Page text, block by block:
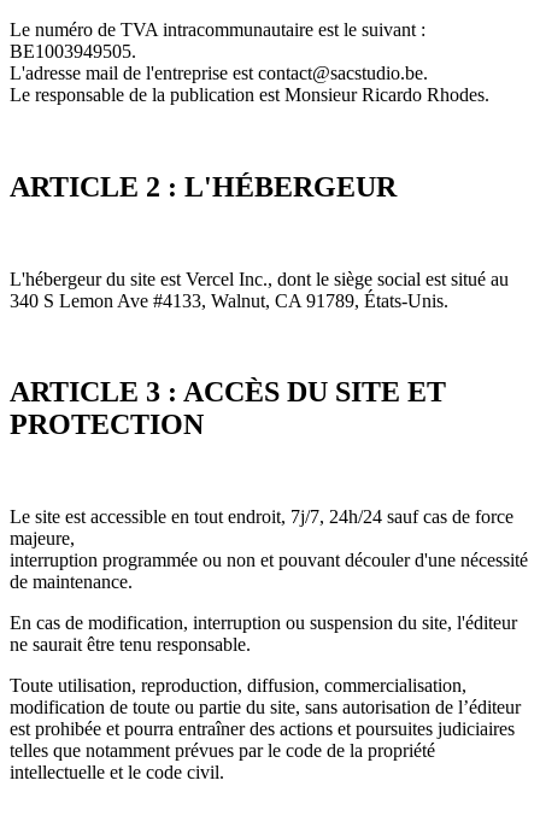
Le numéro de TVA intracommunautaire est le suivant :
BE1003949505.
L'adresse mail de l'entreprise est contact@sacstudio.be.
Le responsable de la publication est Monsieur Ricardo Rhodes.
ARTICLE 2 : L'HÉBERGEUR
L'hébergeur du site est Vercel Inc., dont le siège social est situé au
340 S Lemon Ave #4133, Walnut, CA 91789, États-Unis.
ARTICLE 3 : ACCÈS DU SITE ET
PROTECTION
Le site est accessible en tout endroit, 7j/7, 24h/24 sauf cas de force
majeure,
interruption programmée ou non et pouvant découler d'une nécessité
de maintenance.
En cas de modification, interruption ou suspension du site, l'éditeur
ne saurait être tenu responsable.
Toute utilisation, reproduction, diffusion, commercialisation,
modification de toute ou partie du site, sans autorisation de l’éditeur
est prohibée et pourra entraîner des actions et poursuites judiciaires
telles que notamment prévues par le code de la propriété
intellectuelle et le code civil.